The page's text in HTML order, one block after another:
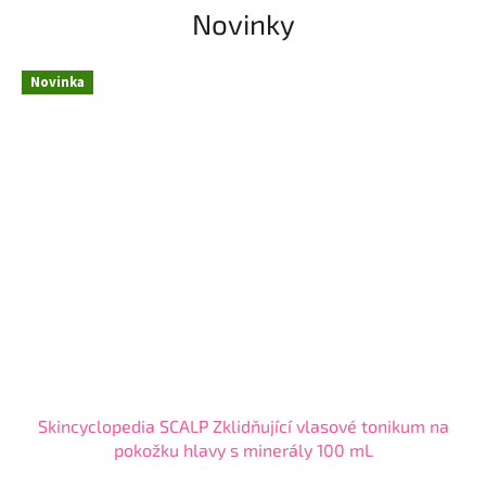
Novinky
Novinka
Skincyclopedia SCALP Zklidňující vlasové tonikum na
pokožku hlavy s minerály 100 mL